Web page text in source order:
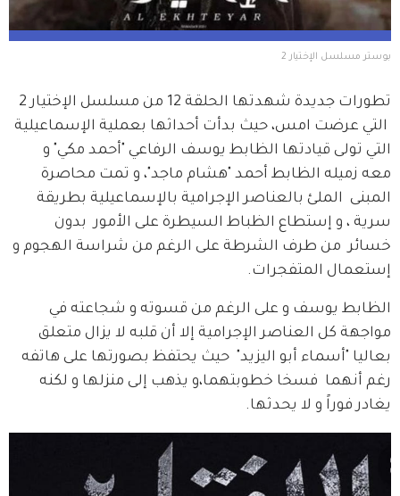
بوستر مسلسل الإختيار 2
التي عرضت امس، حيث بدأت أحداثها بعملية الإسماعيلية
التي تولى قيادتها الظابط يوسف الرفاعي "أحمد مكي" و
معه زميله الظابط أحمد "هشام ماجد"، و تمت محاصرة
المبنى  الملئ بالعناصر الإجرامية بالإسماعيلية بطريقة
سرية ، و إستطاع الظباط السيطرة على الأمور  بدون
خسائر  من طرف الشرطة على الرغم من شراسة الهجوم و
إستعمال المتفجرات.
الظابط يوسف و على الرغم من قسوته و شجاعته في
مواجهة كل العناصر الإجرامية إلا أن قلبه لا يزال متعلق
بعاليا "أسماء أبو اليزيد"  حيث يحتفظ بصورتها على هاتفه
رغم أنهما  فسخا خطوبتهما،و يذهب إلى منزلها و لكنه
يغادر فوراً و لا يحدثها.